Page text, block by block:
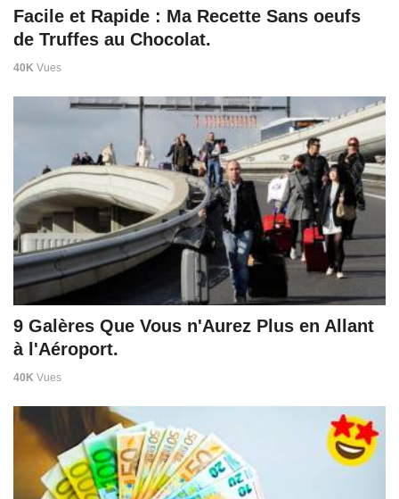
Facile et Rapide : Ma Recette Sans oeufs
de Truffes au Chocolat.
40K Vues
9 Galères Que Vous n'Aurez Plus en Allant
à l'Aéroport.
40K Vues